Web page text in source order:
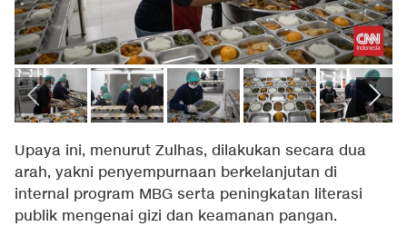
Upaya ini, menurut Zulhas, dilakukan secara dua
arah, yakni penyempurnaan berkelanjutan di
internal program MBG serta peningkatan literasi
publik mengenai gizi dan keamanan pangan.